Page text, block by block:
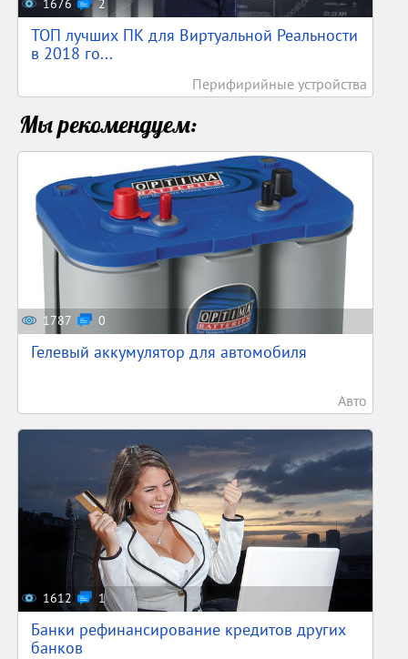
1676 2
ТОП лучших ПК для Виртуальной Реальности
в 2018 го...
Перифирийные устройства
Мы рекомендуем:
1787 0
Гелевый аккумулятор для автомобиля
Авто
1612 1
Банки рефинансирование кредитов других
банков